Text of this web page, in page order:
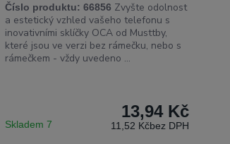
Číslo produktu: 66856 Zvyšte odolnost
a estetický vzhled vašeho telefonu s
inovativními sklíčky OCA od Musttby,
které jsou ve verzi bez rámečku, nebo s
rámečkem - vždy uvedeno ...
13,94 Kč
11,52 Kčbez DPH
Skladem 7